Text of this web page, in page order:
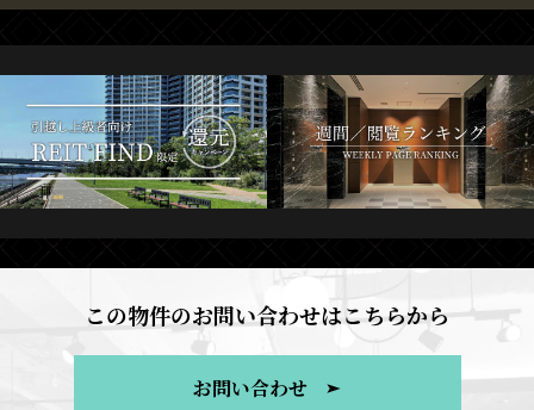
この物件のお問い合わせはこちらから
お問い合わせ